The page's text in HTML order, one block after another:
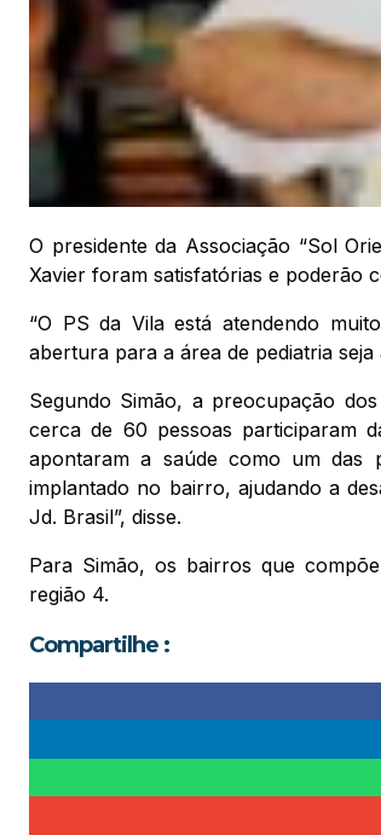
O presidente da Associação “Sol
Xavier foram satisfatórias e poderão
“O PS da Vila está atendendo
abertura para a área de pediatria
Segundo Simão, a preocupação
cerca de 60 pessoas participaram
apontaram a saúde como um das
implantado no bairro, ajudando a
Jd. Brasil”, disse.
Para Simão, os bairros que
região 4.
Compartilhe :